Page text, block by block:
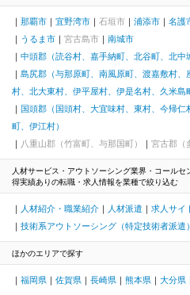
那覇市 宜野湾市 石垣市 浦添市 名護
うるま市
宮古島市
南城市
中頭郡（読谷村、嘉手納町、北谷町、北中
島尻郡（与那原町、南風原町、渡嘉敷村
村、北大東村、伊平屋村、伊是名村、久米島
国頭郡（国頭村、大宜味村、東村、今帰
町、伊江村）
八重山郡（竹富町、与那国町）
宮古郡（
人材サービス・アウトソーシング業界・コールセ
得実績ありの転職・求人情報を業種で絞り込む
人材紹介・職業紹介 人材派遣 求人サイ
技術系アウトソーシング（特定技術者派遣）
ほかのエリアで探す
福岡県 佐賀県 長崎県 熊本県 大分県